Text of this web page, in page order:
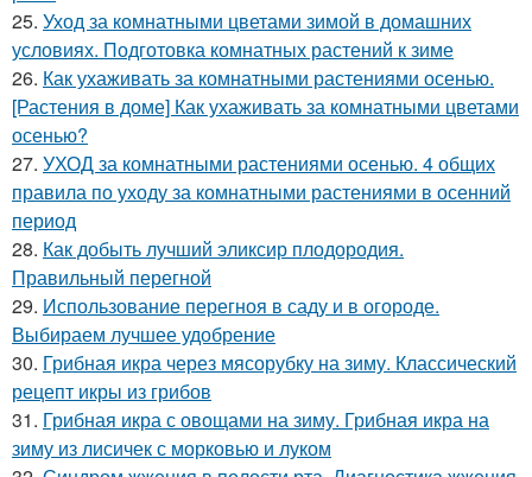
25. Уход за комнатными цветами зимой в домашних
условиях. Подготовка комнатных растений к зиме
26. Как ухаживать за комнатными растениями осенью.
[Растения в доме] Как ухаживать за комнатными цветами
осенью?
27. УХОД за комнатными растениями осенью. 4 общих
правила по уходу за комнатными растениями в осенний
период
28. Как добыть лучший эликсир плодородия.
Правильный перегной
29. Использование перегноя в саду и в огороде.
Выбираем лучшее удобрение
30. Грибная икра через мясорубку на зиму. Классический
рецепт икры из грибов
31. Грибная икра с овощами на зиму. Грибная икра на
зиму из лисичек с морковью и луком